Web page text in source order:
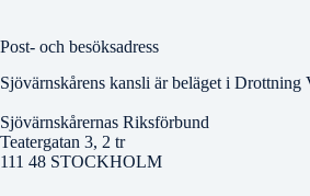
Post- och besöksadress
Sjövärnskårens kansli är beläget i
Sjövärnskårernas Riksförbund
Teatergatan 3, 2 tr
111 48 STOCKHOLM